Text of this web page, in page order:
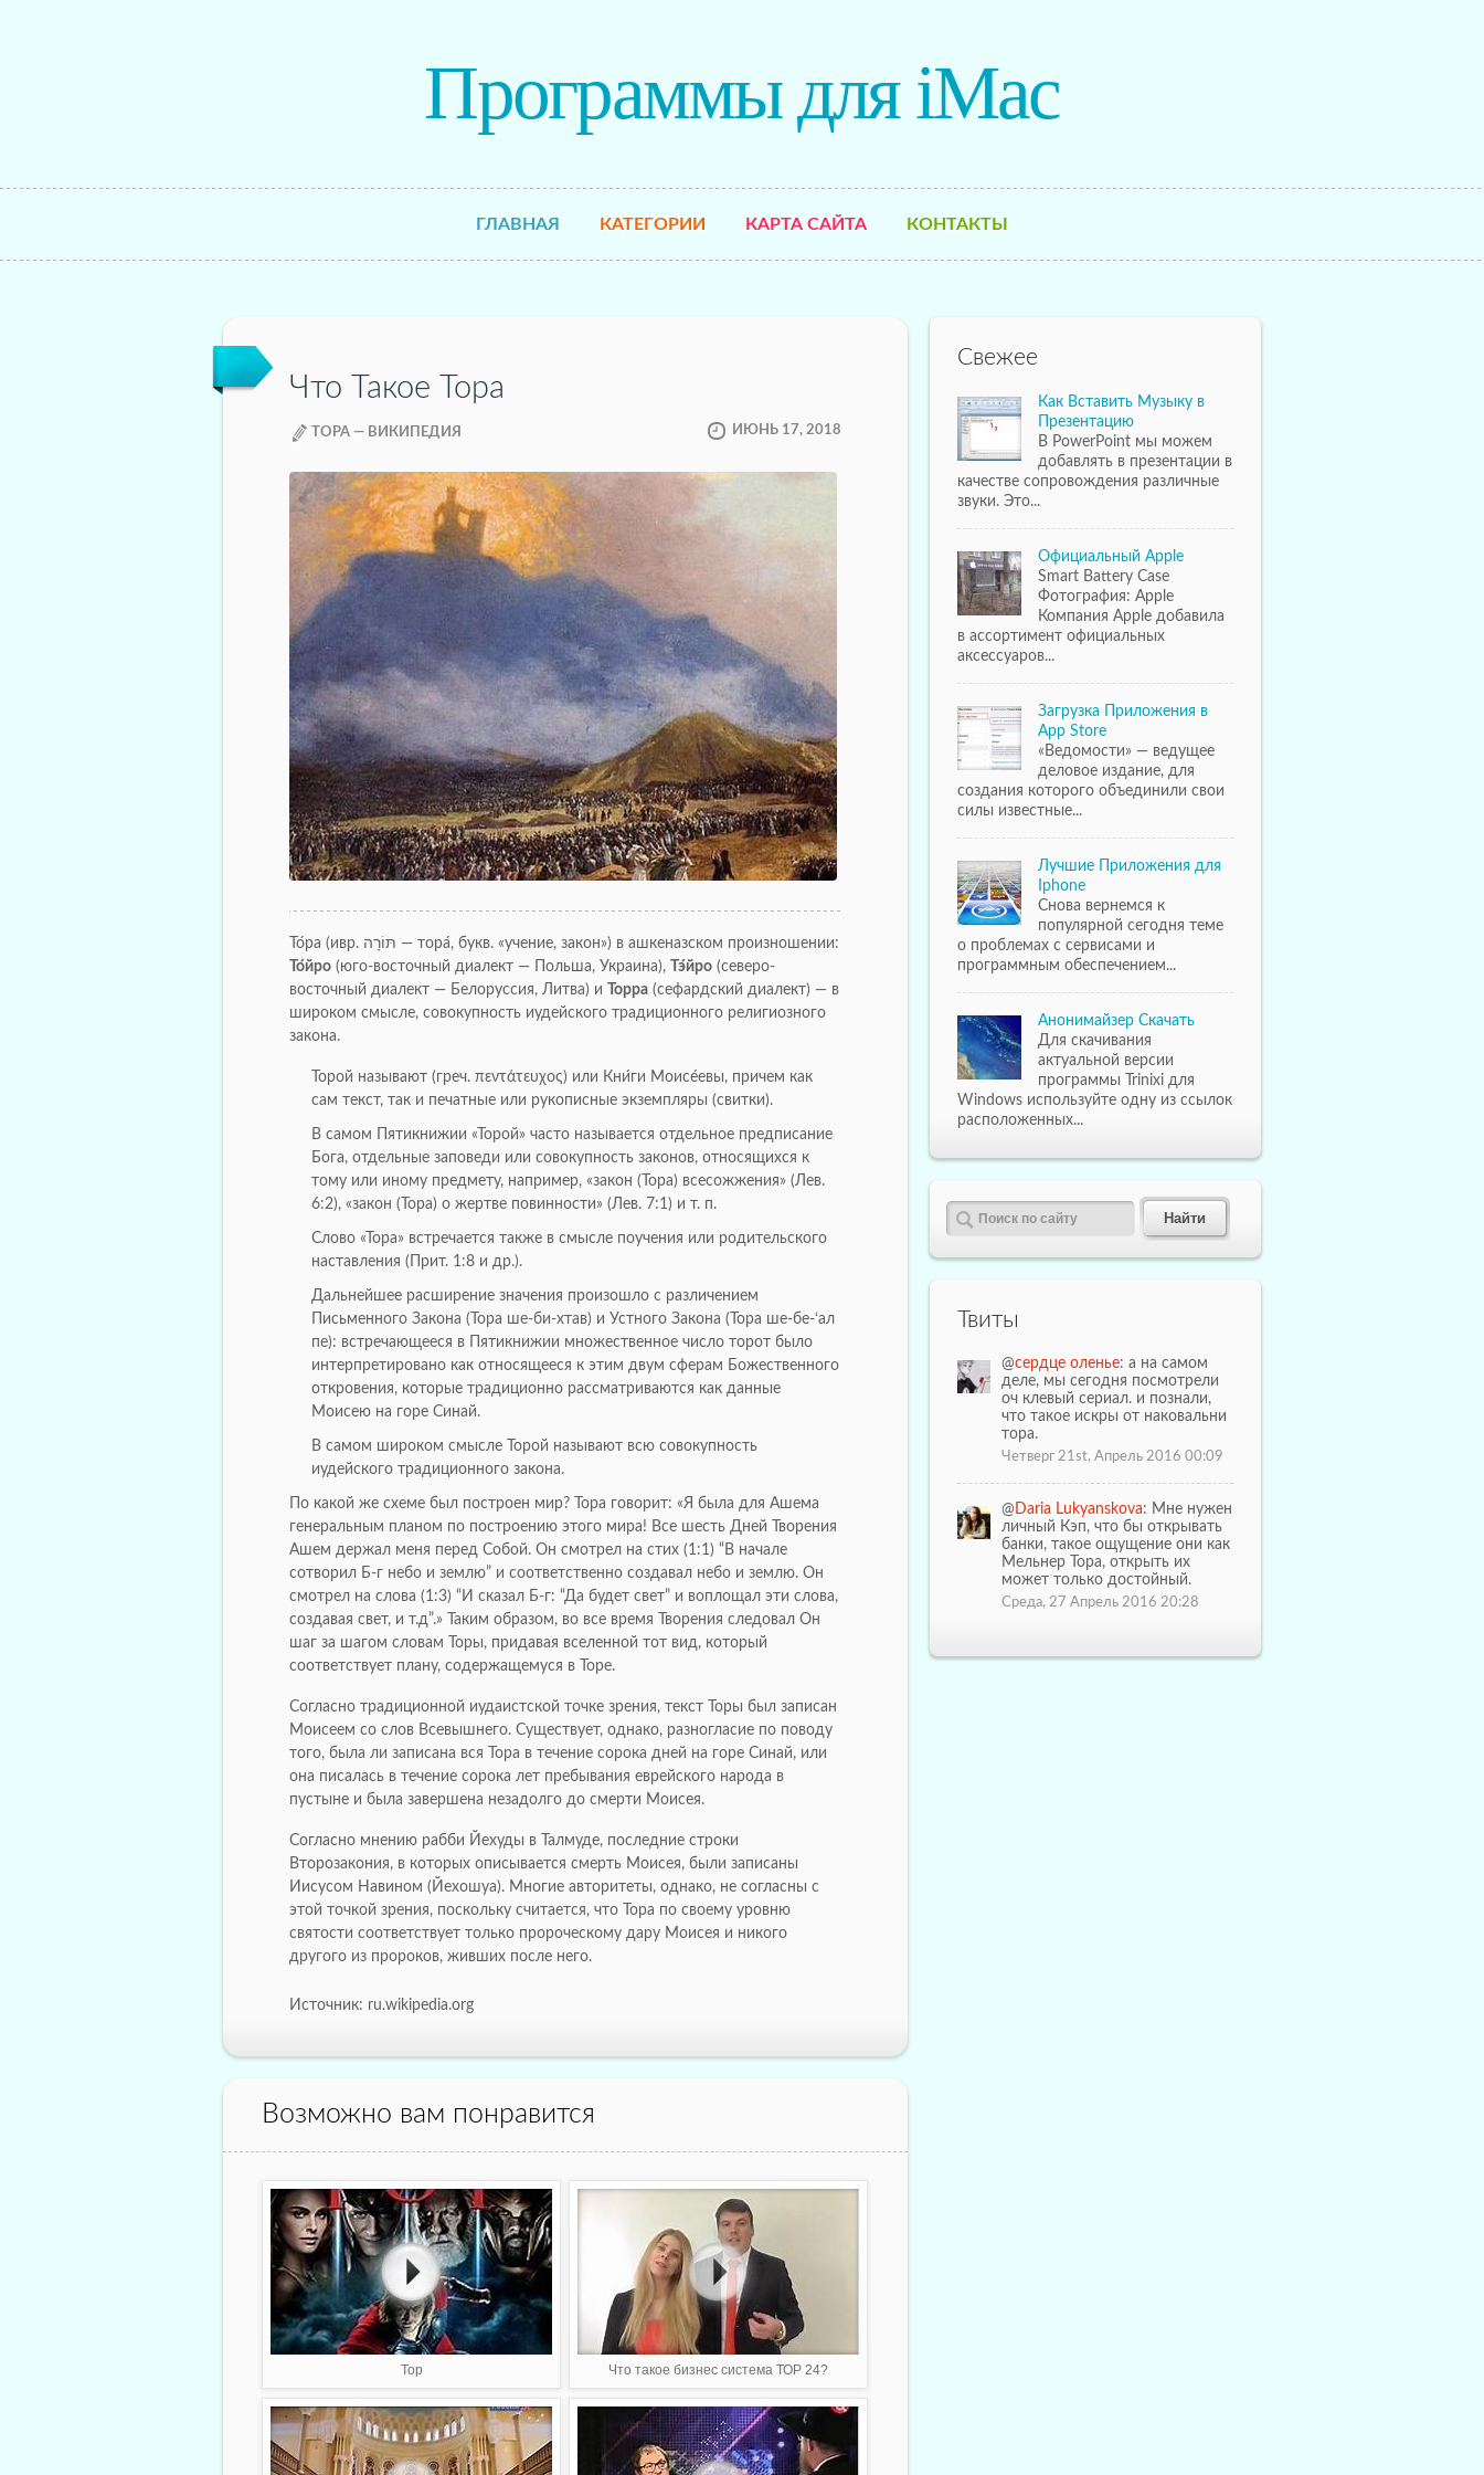
Программы для iMac
ГЛАВНАЯ КАТЕГОРИИ КАРТА САЙТА КОНТАКТЫ
Что Такое Тора
ТОРА — ВИКИПЕДИЯ ИЮНЬ 17, 2018
То́ра (ивр. ‏תּוֹרָה‏‎‎‎ — тора́, букв. «учение, закон») в ашкеназском произношении:
То́йро (юго-восточный диалект — Польша, Украина), Тэ́йро (северо-
восточный диалект — Белоруссия, Литва) и Торра (сефардский диалект) — в
широком смысле, совокупность иудейского традиционного религиозного
закона.
Торой называют (греч. πεντάτευχος) или Кни́ги Моисе́евы, причем как
сам текст, так и печатные или рукописные экземпляры (свитки).
В самом Пятикнижии «Торой» часто называется отдельное предписание
Бога, отдельные заповеди или совокупность законов, относящихся к
тому или иному предмету, например, «закон (Тора) всесожжения» (Лев.
6:2), «закон (Тора) о жертве повинности» (Лев. 7:1) и т. п.
Слово «Тора» встречается также в смысле поучения или родительского
наставления (Прит. 1:8 и др.).
Дальнейшее расширение значения произошло с различением
Письменного Закона (Тора ше-би-хтав) и Устного Закона (Тора ше-бе-‘ал
пе): встречающееся в Пятикнижии множественное число торот было
интерпретировано как относящееся к этим двум сферам Божественного
откровения, которые традиционно рассматриваются как данные
Моисею на горе Синай.
В самом широком смысле Торой называют всю совокупность
иудейского традиционного закона.
По какой же схеме был построен мир? Тора говорит: «Я была для Ашема
генеральным планом по построению этого мира! Все шесть Дней Творения
Ашем держал меня перед Собой. Он смотрел на стих (1:1) “В начале
сотворил Б-г небо и землю” и соответственно создавал небо и землю. Он
смотрел на слова (1:3) “И сказал Б-г: “Да будет свет” и воплощал эти слова,
создавая свет, и т.д”.» Таким образом, во все время Творения следовал Он
шаг за шагом словам Торы, придавая вселенной тот вид, который
соответствует плану, содержащемуся в Торе.
Согласно традиционной иудаистской точке зрения, текст Торы был записан
Моисеем со слов Всевышнего. Существует, однако, разногласие по поводу
того, была ли записана вся Тора в течение сорока дней на горе Синай, или
она писалась в течение сорока лет пребывания еврейского народа в
пустыне и была завершена незадолго до смерти Моисея.
Согласно мнению рабби Йехуды в Талмуде, последние строки
Второзакония, в которых описывается смерть Моисея, были записаны
Иисусом Навином (Йехошуа). Многие авторитеты, однако, не согласны с
этой точкой зрения, поскольку считается, что Тора по своему уровню
святости соответствует только пророческому дару Моисея и никого
другого из пророков, живших после него.
Источник: ru.wikipedia.org
Возможно вам понравится
Тор Что такое бизнес система ТОР 24?
Свежее
Как Вставить Музыку в
Презентацию
В PowerPoint мы можем
добавлять в презентации в
качестве сопровождения различные
звуки. Это...
Официальный Apple
Smart Battery Case
Фотография: Apple
Компания Apple добавила
в ассортимент официальных
аксессуаров...
Загрузка Приложения в
App Store
«Ведомости» — ведущее
деловое издание, для
создания которого объединили свои
силы известные...
Лучшие Приложения для
Iphone
Снова вернемся к
популярной сегодня теме
о проблемах с сервисами и
программным обеспечением...
Анонимайзер Скачать
Для скачивания
актуальной версии
программы Trinixi для
Windows используйте одну из ссылок
расположенных...
Твиты
@сердце оленье: а на самом
деле, мы сегодня посмотрели
оч клевый сериал. и познали,
что такое искры от наковальни
тора.
Четверг 21st, Апрель 2016 00:09
@ Daria Lukyanskova: Мне нужен
личный Кэп, что бы открывать
банки, такое ощущение они как
Мельнер Тора, открыть их
может только достойный.
Среда, 27 Апрель 2016 20:28